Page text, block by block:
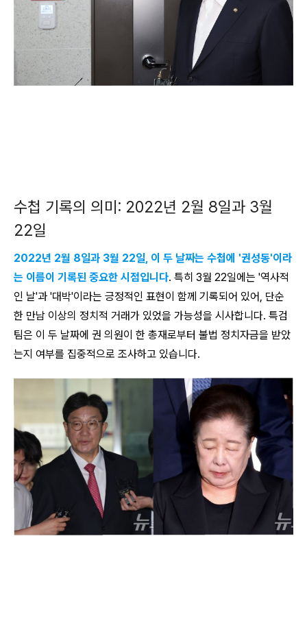
수첩 기록의 의미: 2022년 2월 8일과 3월
22일
2022년 2월 8일과 3월 22일, 이 두 날짜는 수첩에 '권성동'이라
는 이름이 기록된 중요한 시점입니다. 특히 3월 22일에는 '역사적
인 날'과 '대박'이라는 긍정적인 표현이 함께 기록되어 있어, 단순
한 만남 이상의 정치적 거래가 있었을 가능성을 시사합니다. 특검
팀은 이 두 날짜에 권 의원이 한 총재로부터 불법 정치자금을 받았
는지 여부를 집중적으로 조사하고 있습니다.